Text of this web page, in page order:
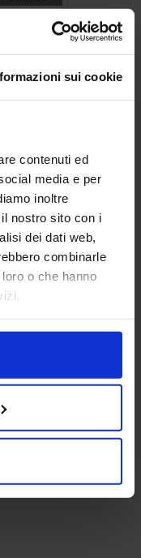
sui cookie
contenuti ed
media e per
inoltre
nostro sito con i
dei dati web,
combinarle
o che hanno
02